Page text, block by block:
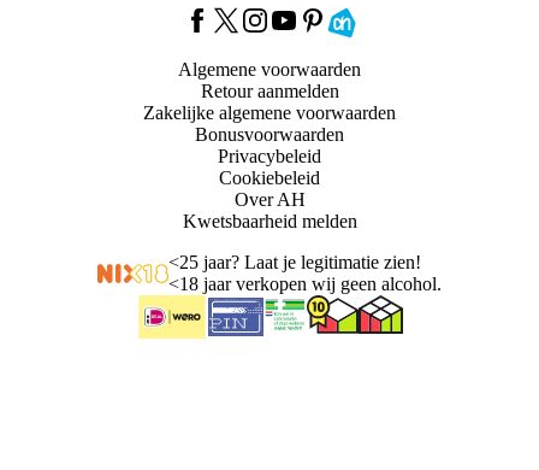
Algemene voorwaarden
Retour aanmelden
Zakelijke algemene voorwaarden
Bonusvoorwaarden
Privacybeleid
Cookiebeleid
Over AH
Kwetsbaarheid melden
<25 jaar? Laat je legitimatie zien!
<18 jaar verkopen wij geen alcohol.